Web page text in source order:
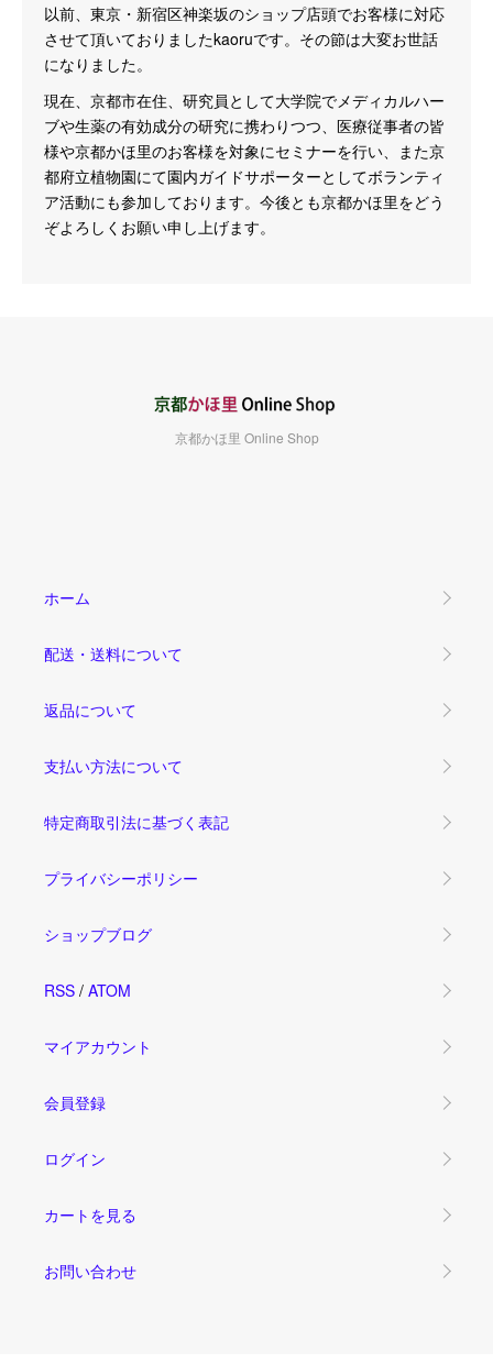
以前、東京・新宿区神楽坂のショップ店頭でお客様に対応
させて頂いておりましたkaoruです。その節は大変お世話
になりました。
現在、京都市在住、研究員として大学院でメディカルハー
ブや生薬の有効成分の研究に携わりつつ、医療従事者の皆
様や京都かほ里のお客様を対象にセミナーを行い、また京
都府立植物園にて園内ガイドサポーターとしてボランティ
ア活動にも参加しております。今後とも京都かほ里をどう
ぞよろしくお願い申し上げます。
京都かほ里 Online Shop
ホーム
配送・送料について
返品について
支払い方法について
特定商取引法に基づく表記
プライバシーポリシー
ショップブログ
RSS / ATOM
マイアカウント
会員登録
ログイン
カートを見る
お問い合わせ